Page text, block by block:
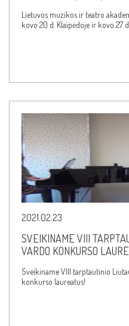
Lietuvos muzikos ir teatro
kovo 20 d. Klaipėdoje ir kovo 27 d.
2021.02.23
SVEIKINAME VIII
VARDO KONKURSO
Sveikiname VIII tarptautinio
konkurso laureatus!